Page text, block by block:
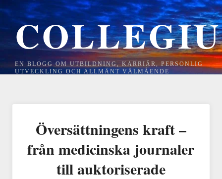
EN BLOGG OM UTBILDNING, KARRIÄR, PERSONLIG
UTVECKLING OCH ALLMÄNT VÄLMÅENDE
Översättningens kraft –
från medicinska journaler
till auktoriserade